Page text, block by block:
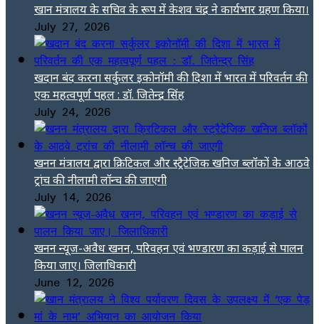
खान मंत्रालय के सचिव के रूप में केशव चंद्र ने कार्यभार ग्रहण किया।
July 27, 2026
खदान बंद करना सर्कुलर इकोनॉमी की दिशा में भारत में परिवर्तन की
एक महत्वपूर्ण पहल : डॉ. जितेन्द्र सिंह
July 24, 2026
खनन मंत्रालय द्वारा क्रिटिकल और स्ट्रैटेजिक खनिज ब्लॉकों के आठवे
ट्रांच की नीलामी लॉन्च की जाएगी
July 14, 2026
खनन न्यूज-अवैध खनन, परिवहन एवं भण्डारण का कड़ाई से पालन
किया जाए। जिलाधिकारी
June 12, 2026